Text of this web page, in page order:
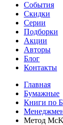
События
Скидки
Серии
Подборки
Акции
Авторы
Блог
Контакты
Главная
Бумажные
Книги по
Метод